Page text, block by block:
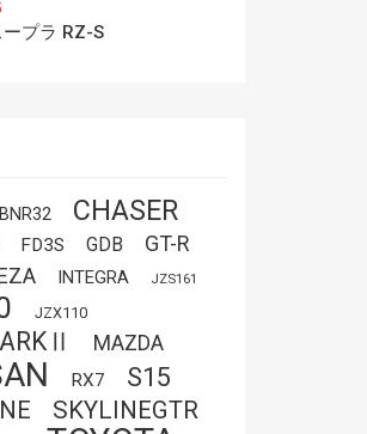
プラ RZ-S
BNR32 CHASER
FD3S GDB GT-R
INTEGRA JZS161
JZX110
MAZDA
RX7 S15
SKYLINEGTR